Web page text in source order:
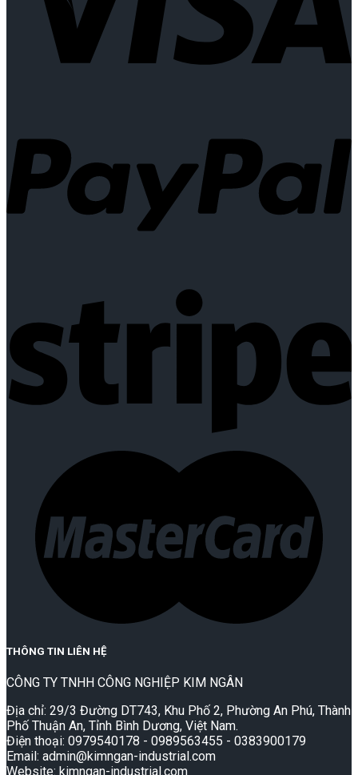
THÔNG TIN LIÊN HỆ
CÔNG TY TNHH CÔNG NGHIỆP KIM NGÂN
Địa chỉ: 29/3 Đường DT743, Khu Phố 2, Phường An Phú, Thành
Phố Thuận An, Tỉnh Bình Dương, Việt Nam.
Điện thoại: 0979540178 - 0989563455 - 0383900179
Email: admin@kimngan-industrial.com
Website: kimngan-industrial.com